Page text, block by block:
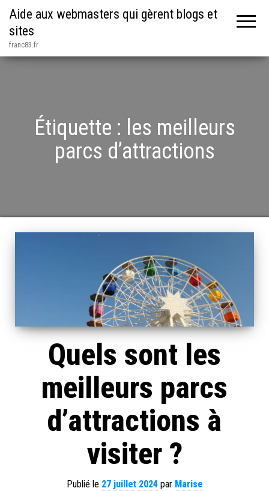
Aide aux webmasters qui gèrent blogs et
sites
franc83.fr
Étiquette : les meilleurs
parcs d’attractions
Quels sont les
meilleurs parcs
d’attractions à
visiter ?
Publié le 27 juillet 2024par Marise